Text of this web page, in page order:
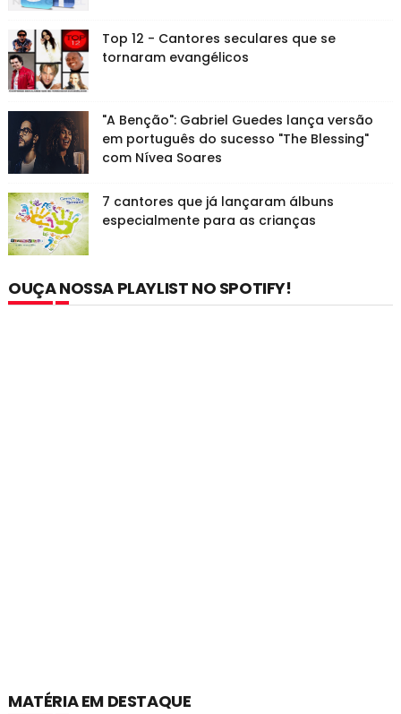
Top 12 - Cantores seculares que se
tornaram evangélicos
"A Benção": Gabriel Guedes lança versão
em português do sucesso "The Blessing"
com Nívea Soares
7 cantores que já lançaram álbuns
especialmente para as crianças
OUÇA NOSSA PLAYLIST NO SPOTIFY!
MATÉRIA EM DESTAQUE